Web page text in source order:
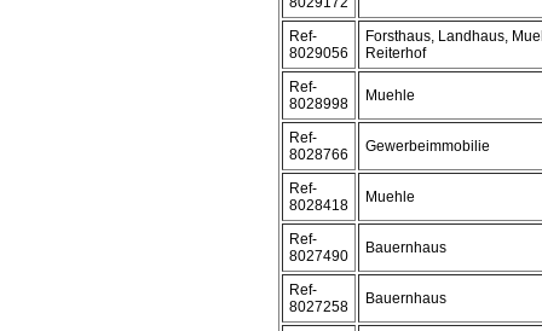
Ref-
8029056
Forsthaus, Landhaus,
Reiterhof
Ref-
8028998
Muehle
Ref-
8028766
Gewerbeimmobilie
Ref-
8028418
Muehle
Ref-
8027490
Bauernhaus
Ref-
8027258
Bauernhaus